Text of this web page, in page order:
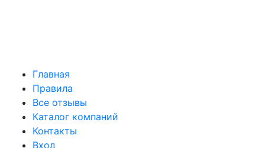
Главная
Правила
Все отзывы
Каталог компаний
Контакты
Вход